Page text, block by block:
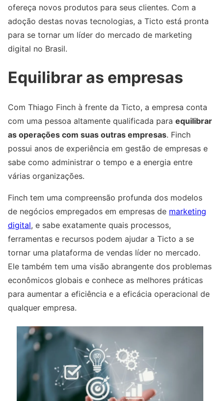
ofereça novos produtos para seus clientes. Com a
adoção destas novas tecnologias, a Ticto está pronta
para se tornar um líder do mercado de marketing
digital no Brasil.
Equilibrar as empresas
Com Thiago Finch à frente da Ticto, a empresa conta
com uma pessoa altamente qualificada para equilibrar
as operações com suas outras empresas. Finch
possui anos de experiência em gestão de empresas e
sabe como administrar o tempo e a energia entre
várias organizações.
Finch tem uma compreensão profunda dos modelos
de negócios empregados em empresas de marketing
digital, e sabe exatamente quais processos,
ferramentas e recursos podem ajudar a Ticto a se
tornar uma plataforma de vendas líder no mercado.
Ele também tem uma visão abrangente dos problemas
econômicos globais e conhece as melhores práticas
para aumentar a eficiência e a eficácia operacional de
qualquer empresa.